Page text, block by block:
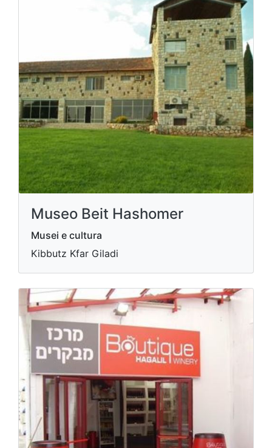
Museo Beit Hashomer
Musei e cultura
Kibbutz Kfar Giladi